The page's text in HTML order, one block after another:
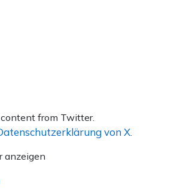
from Twitter.
von X
anzeigen